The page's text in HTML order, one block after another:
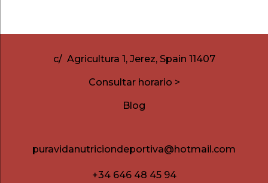
c/ Agricultura 1, Jerez, Spain 11407
Consultar horario >
Blog
puravidanutriciondeportiva@hotmail.com
+34 646 48 45 94